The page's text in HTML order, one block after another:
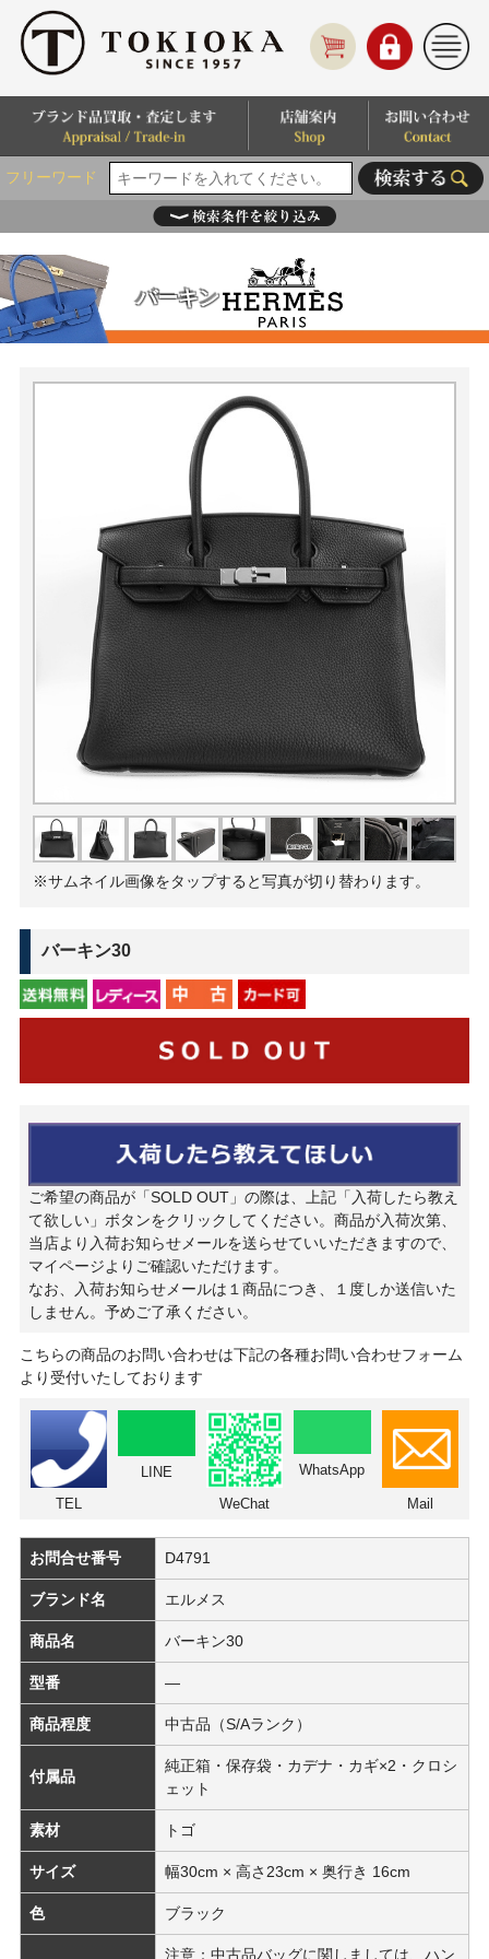
フリーワード
バーキン
※サムネイル画像をタップすると写真が切り替わります。
バーキン30
ご希望の商品が「SOLD OUT」の際は、上記「入荷したら教え
て欲しい」ボタンをクリックしてください。商品が入荷次第、
当店より入荷お知らせメールを送らせていいただきますので、
マイページよりご確認いただけます。
なお、入荷お知らせメールは１商品につき、１度しか送信いた
しません。予めご了承ください。
こちらの商品のお問い合わせは下記の各種お問い合わせフォーム
より受付いたしております
TEL
LINE
WeChat
WhatsApp
Mail
お問合せ番号 D4791
ブランド名 エルメス
商品名 バーキン30
型番 ―
商品程度 中古品（S/Aランク）
付属品
純正箱・保存袋・カデナ・カギ×2・クロシ
ェット
素材 トゴ
サイズ 幅30cm × 高さ23cm × 奥行き 16cm
色 ブラック
注意：中古品バッグに関しましては、ハン